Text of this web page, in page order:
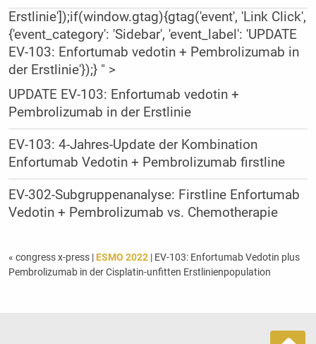
Erstlinie']);if(window.gtag){gtag('event', 'Link Click',
{'event_category': 'Sidebar', 'event_label': 'UPDATE
EV-103: Enfortumab vedotin + Pembrolizumab in
der Erstlinie'});} " >
UPDATE EV-103: Enfortumab vedotin +
Pembrolizumab in der Erstlinie
EV-103: 4-Jahres-Update der Kombination
Enfortumab Vedotin + Pembrolizumab firstline
EV-302-Subgruppenanalyse: Firstline Enfortumab
Vedotin + Pembrolizumab vs. Chemotherapie
« congress x-press | ESMO 2022| EV-103: Enfortumab Vedotin plus
Pembrolizumab in der Cisplatin-unfitten Erstlinienpopulation